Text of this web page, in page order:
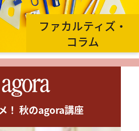
ファカルティズ・
コラム
！ 秋のagora講座